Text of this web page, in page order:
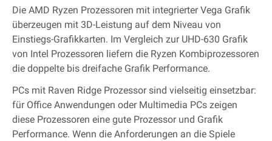
Die AMD Ryzen Prozessoren mit integrierter Vega Grafik
überzeugen mit 3D-Leistung auf dem Niveau von
Einstiegs-Grafikkarten. Im Vergleich zur UHD-630 Grafik
von Intel Prozessoren liefern die Ryzen Kombiprozessoren
die doppelte bis dreifache Grafik Performance.
PCs mit Raven Ridge Prozessor sind vielseitig einsetzbar:
für Office Anwendungen oder Multimedia PCs zeigen
diese Prozessoren eine gute Prozessor und Grafik
Performance. Wenn die Anforderungen an die Spiele